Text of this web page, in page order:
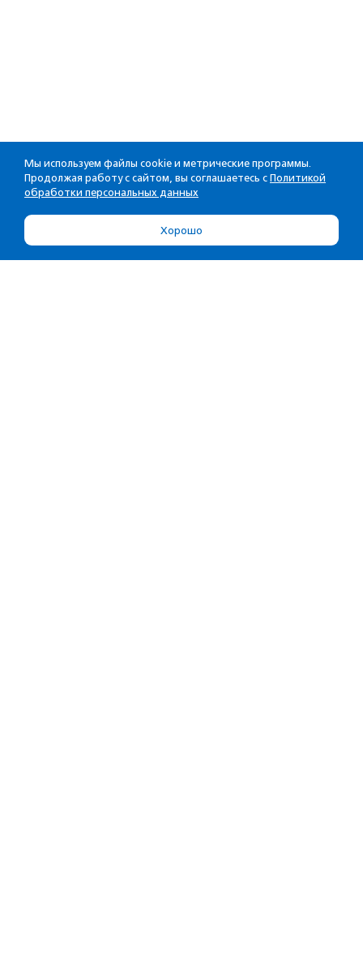
Мы используем файлы cookie и метрические программы.
Продолжая работу с сайтом, вы соглашаетесь с Политикой
обработки персональных данных
Хорошо